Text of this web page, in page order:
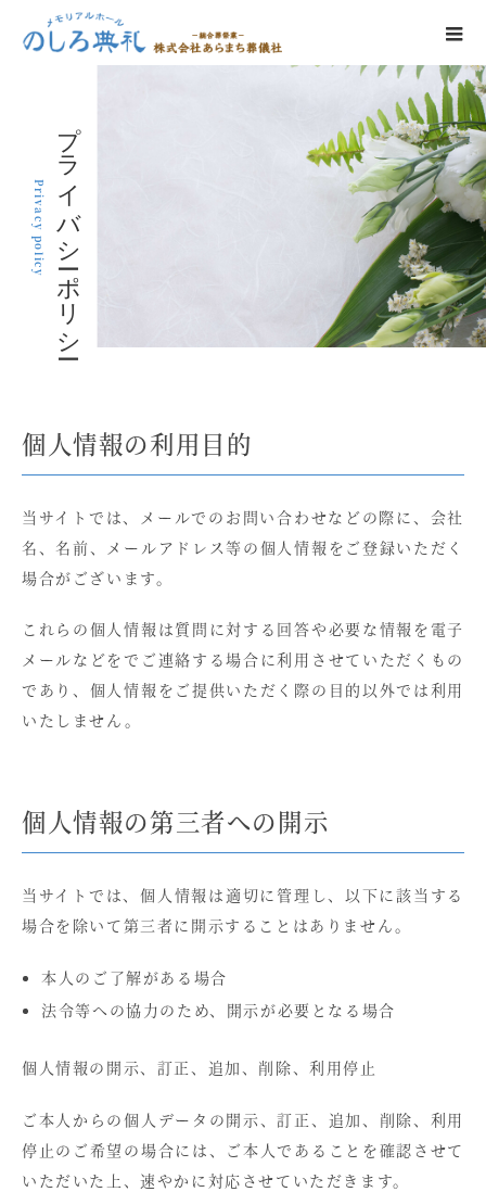
プライバシーポリシー
Privacy policy
個人情報の利用目的
当サイトでは、メールでのお問い合わせなどの際に、会社
名、名前、メールアドレス等の個人情報をご登録いただく
場合がございます。
これらの個人情報は質問に対する回答や必要な情報を電子
メールなどをでご連絡する場合に利用させていただくもの
であり、個人情報をご提供いただく際の目的以外では利用
いたしません。
個人情報の第三者への開示
当サイトでは、個人情報は適切に管理し、以下に該当する
場合を除いて第三者に開示することはありません。
本人のご了解がある場合
法令等への協力のため、開示が必要となる場合
個人情報の開示、訂正、追加、削除、利用停止
ご本人からの個人データの開示、訂正、追加、削除、利用
停止のご希望の場合には、ご本人であることを確認させて
いただいた上、速やかに対応させていただきます。